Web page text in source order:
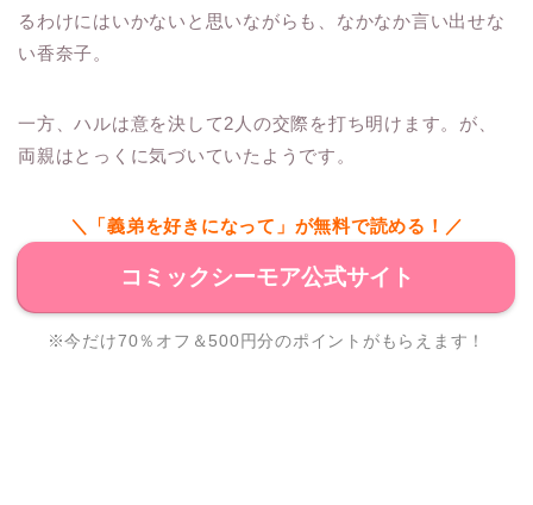
るわけにはいかないと思いながらも、なかなか言い出せな
い香奈子。
一方、ハルは意を決して2人の交際を打ち明けます。が、
両親はとっくに気づいていたようです。
＼「義弟を好きになって」が無料で読める！／
コミックシーモア公式サイト
※今だけ70％オフ＆500円分のポイントがもらえます！